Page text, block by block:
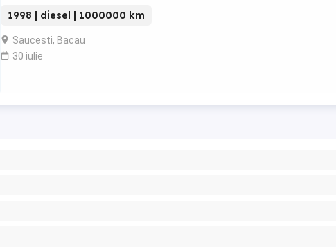
1998 | diesel | 1000000 km
Saucesti, Bacau
30 iulie